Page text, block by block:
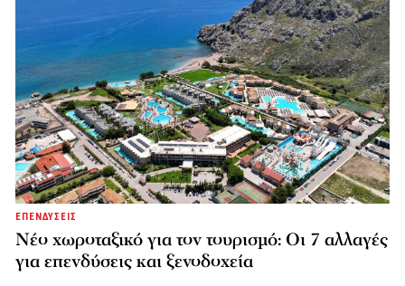
ΕΠΕΝΔΥΣΕΙΣ
Νέο χωροταξικό για τον τουρισμό: Οι 7 αλλαγές
για επενδύσεις και ξενοδοχεία